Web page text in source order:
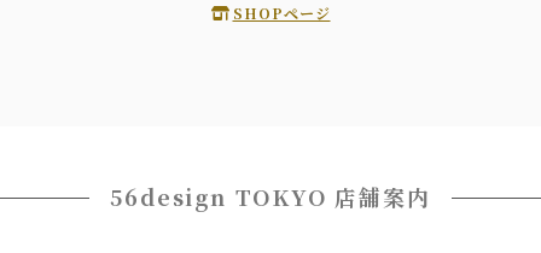
SHOPページ
56design TOKYO 店舗案内